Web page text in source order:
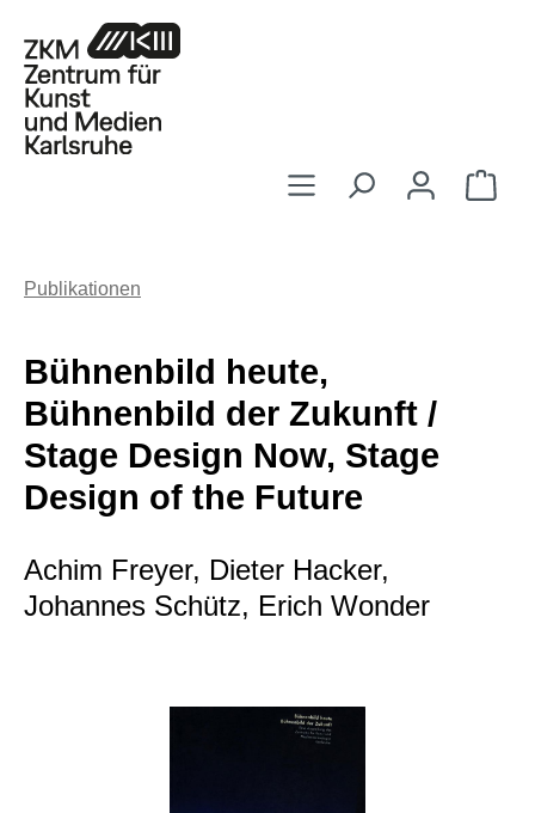
Zum Hauptinhalt springen
Publikationen
Bühnenbild heute,
Bühnenbild der Zukunft /
Stage Design Now, Stage
Design of the Future
Achim Freyer, Dieter Hacker,
Johannes Schütz, Erich Wonder
Bildergalerie überspringen